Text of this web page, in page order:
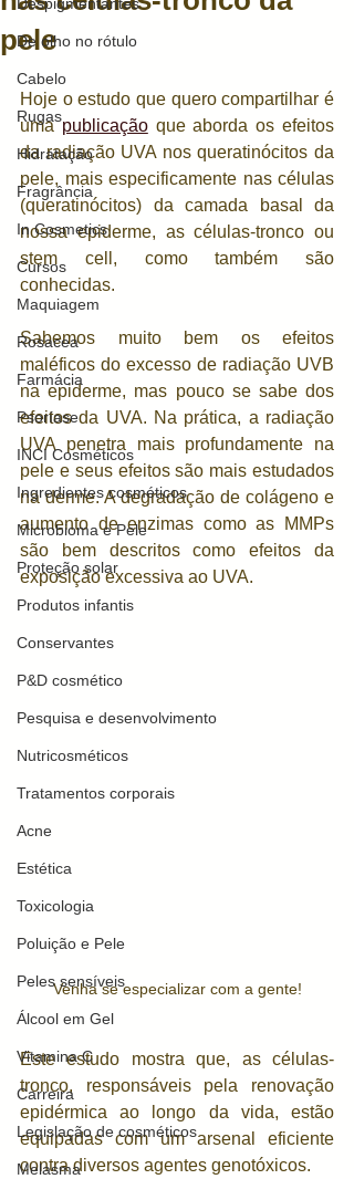
De olho no rótulo
Cabelo
Rugas
Hidratação
Fragrância
In Cosmetics
Cursos
Maquiagem
Rosacea
Farmácia
Psoríase
INCI Cosméticos
Ingredientes cosméticos
Microbioma e Pele
Proteção solar
Produtos infantis
Conservantes
P&D cosmético
Pesquisa e desenvolvimento
Nutricosméticos
Tratamentos corporais
Acne
Estética
Toxicologia
Poluição e Pele
Peles sensíveis
Álcool em Gel
Vitamina C
Carreira
Legislação de cosméticos
Melasma
pele
Hoje o estudo que quero compartilhar é
uma publicação que aborda os efeitos
da radiação UVA nos queratinócitos da
pele, mais especificamente nas células
(queratinócitos) da camada basal da
nossa epiderme, as células-tronco ou
stem cell, como também são
conhecidas.
Sabemos muito bem os efeitos
maléficos do excesso de radiação UVB
na epiderme, mas pouco se sabe dos
efeitos da UVA. Na prática, a radiação
UVA penetra mais profundamente na
pele e seus efeitos são mais estudados
na derme. A degradação de colágeno e
aumento de enzimas como as MMPs
são bem descritos como efeitos da
exposição excessiva ao UVA.
Venha se especializar com a gente!
Este estudo mostra que, as células-
tronco, responsáveis ​​pela renovação
epidérmica ao longo da vida, estão
equipadas com um arsenal eficiente
contra diversos agentes genotóxicos.